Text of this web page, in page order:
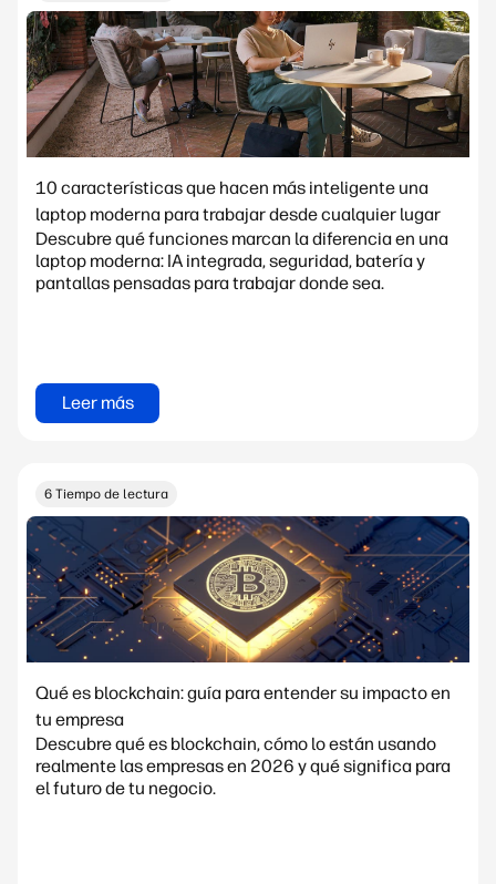
10 características que hacen más inteligente una
laptop moderna para trabajar desde cualquier lugar
Descubre qué funciones marcan la diferencia en una
laptop moderna: IA integrada, seguridad, batería y
pantallas pensadas para trabajar donde sea.
Leer más
6 Tiempo de lectura
Qué es blockchain: guía para entender su impacto en
tu empresa
Descubre qué es blockchain, cómo lo están usando
realmente las empresas en 2026 y qué significa para
el futuro de tu negocio.